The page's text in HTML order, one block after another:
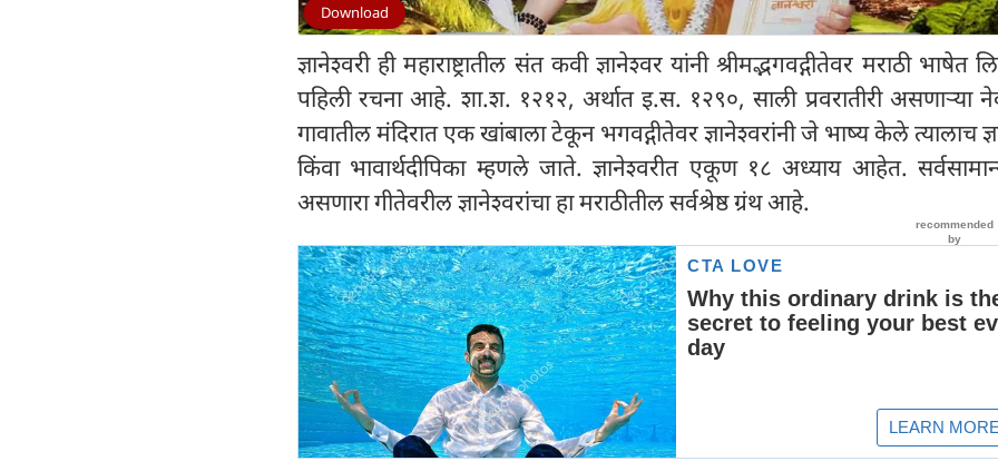
Download
ज्ञानेश्वरी ही महाराष्ट्रातील संत कवी ज्ञानेश्वर यांनी श्रीमद्भगवद्गीतेवर मराठी भाषेत
पहिली रचना आहे. शा.श. १२१२, अर्थात इ.स. १२९०, साली प्रवरातीरी असणाऱ्या
गावातील मंदिरात एक खांबाला टेकून भगवद्गीतेवर ज्ञानेश्वरांनी जे भाष्य केले त्यालाच
किंवा भावार्थदीपिका म्हणले जाते. ज्ञानेश्वरीत एकूण १८ अध्याय आहेत.
असणारा गीतेवरील ज्ञानेश्वरांचा हा मराठीतील सर्वश्रेष्ठ ग्रंथ आहे.